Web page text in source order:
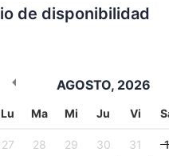
de disponibilidad
AGOSTO, 2026
Lu Ma Mi Ju Vi
27 28 29 30 31